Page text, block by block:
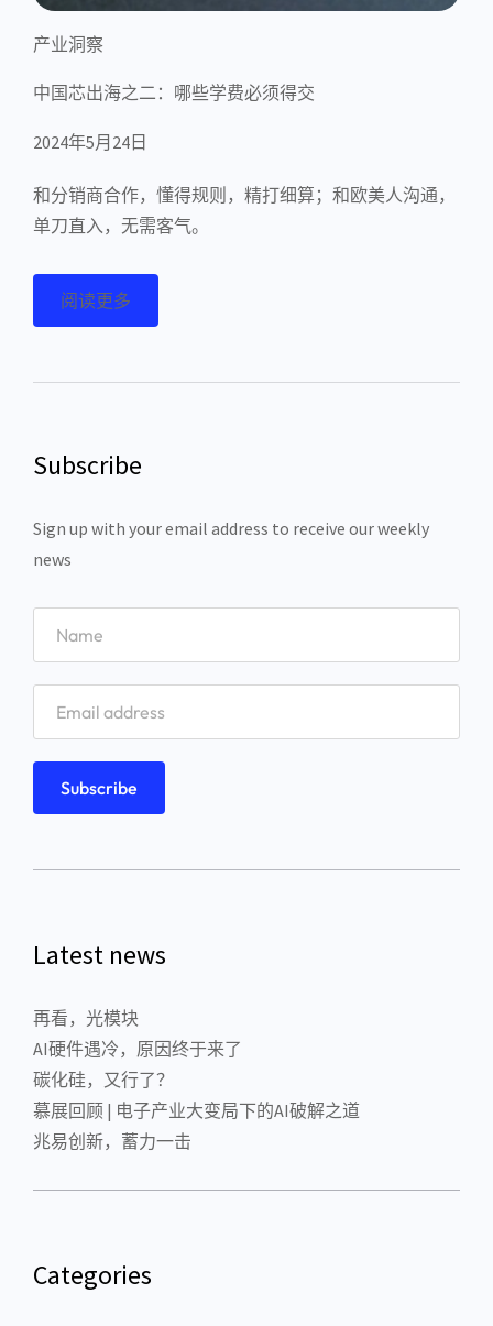
产业洞察
中国芯出海之二：哪些学费必须得交
2024年5月24日
和分销商合作，懂得规则，精打细算；和欧美人沟通，
单刀直入，无需客气。
阅读更多
Subscribe
Sign up with your email address to receive our weekly
news
Latest news
再看，光模块
AI硬件遇冷，原因终于来了
碳化硅，又行了？
慕展回顾 | 电子产业大变局下的AI破解之道
兆易创新，蓄力一击
Categories